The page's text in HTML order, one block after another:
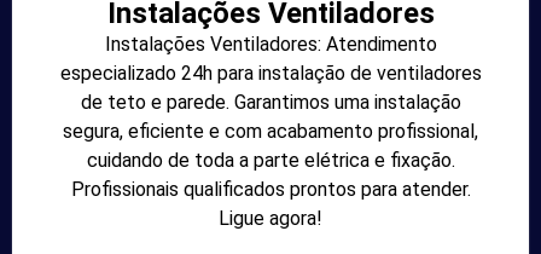
Instalações Ventiladores
Instalações Ventiladores: Atendimento
especializado 24h para instalação de ventiladores
de teto e parede. Garantimos uma instalação
segura, eficiente e com acabamento profissional,
cuidando de toda a parte elétrica e fixação.
Profissionais qualificados prontos para atender.
Ligue agora!